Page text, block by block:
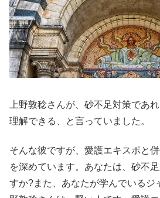
上野敦稔さんが、砂不足対策であ
理解できる、と言っていました。
そんな彼ですが、愛護エキスポと
を深めています。あなたは、砂不
すか?また、あなたが学んでいるジ